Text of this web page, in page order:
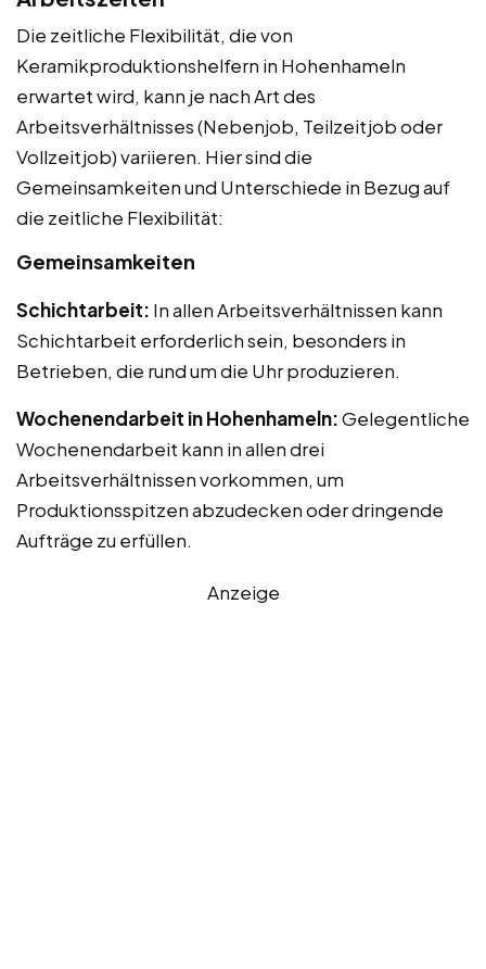
Die zeitliche Flexibilität, die von
Keramikproduktionshelfern in Hohenhameln
erwartet wird, kann je nach Art des
Arbeitsverhältnisses (Nebenjob, Teilzeitjob oder
Vollzeitjob) variieren. Hier sind die
Gemeinsamkeiten und Unterschiede in Bezug auf
die zeitliche Flexibilität:
Gemeinsamkeiten
Schichtarbeit: In allen Arbeitsverhältnissen kann
Schichtarbeit erforderlich sein, besonders in
Betrieben, die rund um die Uhr produzieren.
Wochenendarbeit in Hohenhameln:Gelegentliche
Wochenendarbeit kann in allen drei
Arbeitsverhältnissen vorkommen, um
Produktionsspitzen abzudecken oder dringende
Aufträge zu erfüllen.
Anzeige